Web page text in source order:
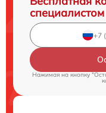
специалистом
Нажимая на кнопку